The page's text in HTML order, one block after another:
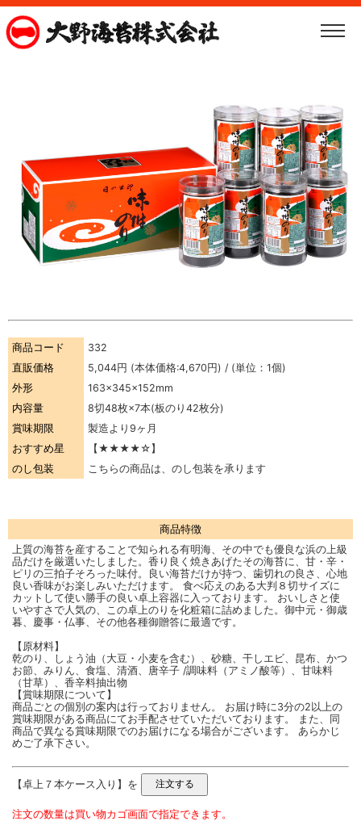
商品コード
332
直販価格
5,044円 (本体価格:4,670円) / (単位：1個)
外形
163×345×152mm
内容量
8切48枚×7本(板のり42枚分)
賞味期限
製造より9ヶ月
おすすめ星
【★★★★☆】
のし包装
こちらの商品は、のし包装を承ります
商品特徴
上質の海苔を産することで知られる有明海、その中でも優良な浜の上級
品だけを厳選いたしました。香り良く焼きあげたその海苔に、甘・辛・
ピリの三拍子そろった味付。良い海苔だけが持つ、歯切れの良さ、心地
良い香味がお楽しみいただけます。 食べ応えのある大判８切サイズに
カットして使い勝手の良い卓上容器に入っております。 おいしさと使
いやすさで人気の、この卓上のりを化粧箱に詰めました。御中元・御歳
暮、慶事・仏事、その他各種御贈答に最適です。
【原材料】
乾のり、しょう油（大豆・小麦を含む）、砂糖、干しエビ、昆布、かつ
お節、みりん、食塩、清酒、唐辛子 /調味料（アミノ酸等）、甘味料
（甘草）、香辛料抽出物
【賞味期限について】
商品ごとの個別の案内は行っておりません。 お届け時に3分の2以上の
賞味期限がある商品にてお手配させていただいております。 また、同
商品で異なる賞味期限でのお届けになる場合がございます。 あらかじ
めご了承下さい。
【卓上７本ケース入り】を
注文の数量は買い物カゴ画面で指定できます。